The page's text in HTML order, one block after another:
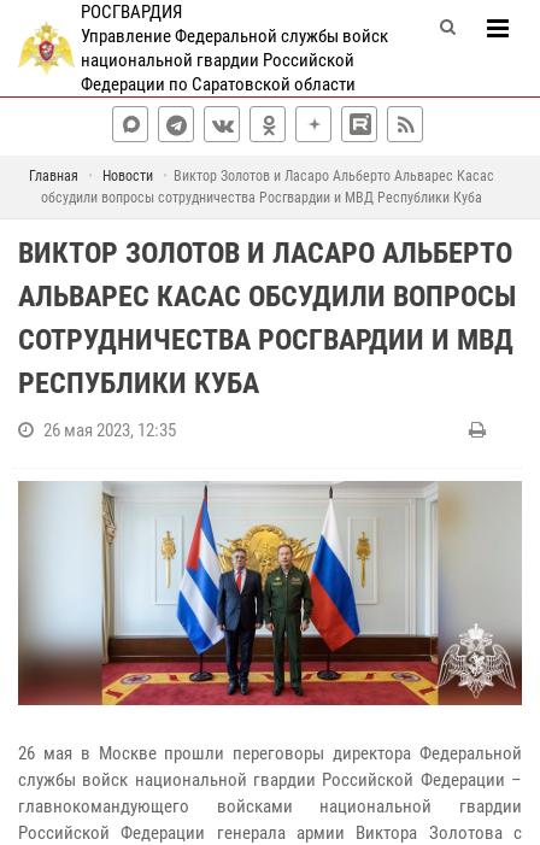
РОСГВАРДИЯ
Управление Федеральной службы войск
национальной гвардии Российской
Федерации по Саратовской области
Главная Новости
Виктор Золотов и Ласаро Альберто Альварес Касас
обсудили вопросы сотрудничества Росгвардии и МВД Республики Куба
ВИКТОР ЗОЛОТОВ И ЛАСАРО АЛЬБЕРТО
АЛЬВАРЕС КАСАС ОБСУДИЛИ ВОПРОСЫ
СОТРУДНИЧЕСТВА РОСГВАРДИИ И МВД
РЕСПУБЛИКИ КУБА
26 мая 2023, 12:35
26 мая в Москве прошли переговоры директора Федеральной
службы войск национальной гвардии Российской Федерации –
главнокомандующего войсками национальной гвардии
Российской Федерации генерала армии Виктора Золотова с